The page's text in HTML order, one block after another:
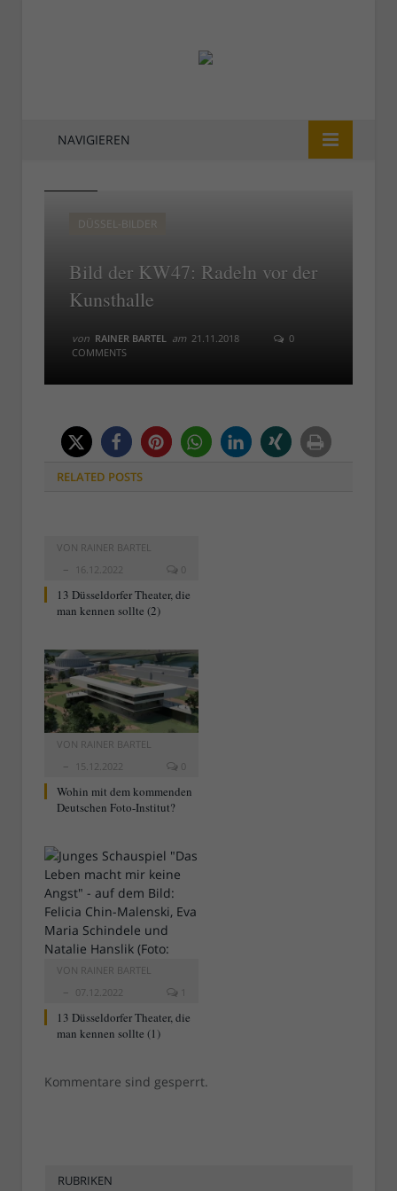
NAVIGIEREN
DÜSSEL-BILDER
Bild der KW47: Radeln vor der
Kunsthalle
von RAINER BARTEL am 21.11.2018
0
COMMENTS
RELATED POSTS
VON RAINER BARTEL
16.12.2022
0
13 Düsseldorfer Theater, die
man kennen sollte (2)
VON RAINER BARTEL
15.12.2022
0
Wohin mit dem kommenden
Deutschen Foto-Institut?
VON RAINER BARTEL
07.12.2022
1
13 Düsseldorfer Theater, die
man kennen sollte (1)
Kommentare sind gesperrt.
RUBRIKEN